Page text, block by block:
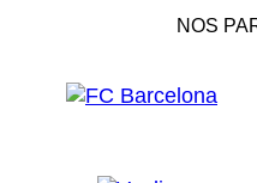
NOS